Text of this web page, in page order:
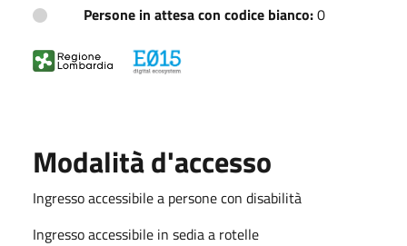
Persone in attesa con codice bianco:0
Modalità d'accesso
Ingresso accessibile a persone con disabilità
Ingresso accessibile in sedia a rotelle